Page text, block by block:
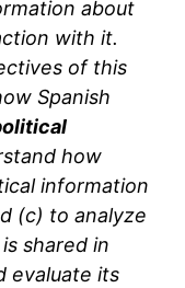
about
with it.
of this
Spanish
how
information
(c) to analyze
shared in
evaluate its